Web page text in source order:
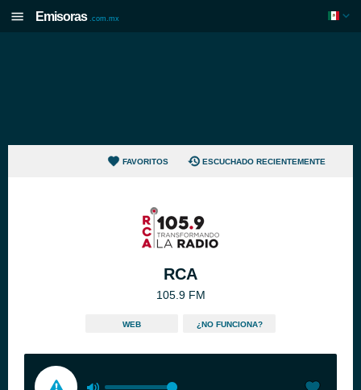
Emisoras .com.mx
FAVORITOS ESCUCHADO RECIENTEMENTE
RCA
105.9 FM
WEB ¿NO FUNCIONA?